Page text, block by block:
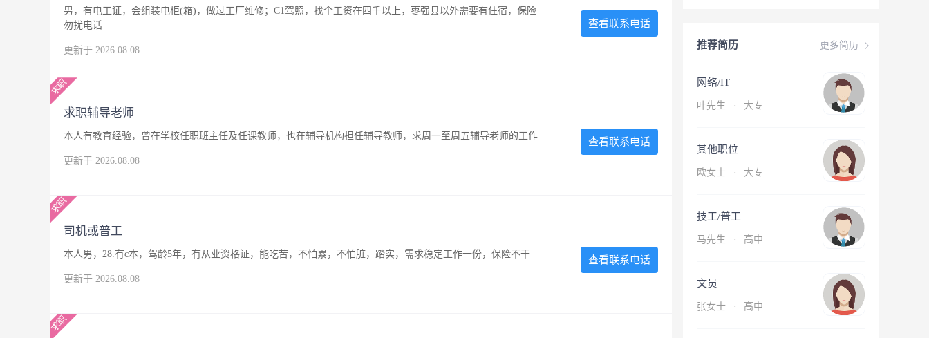
更多简历
推荐简历
网络/IT
叶先生 · 大专
其他职位
欧女士 · 大专
技工/普工
马先生 · 高中
文员
张女士 · 高中
男，有电工证，会组装电柜(箱)，做过工厂维修；C1驾照，找个工资在四千以上，枣强县以外需要有住宿，保险
勿扰电话
更新于 2026.08.08
查看联系电话
求职辅导老师
本人有教育经验，曾在学校任职班主任及任课教师，也在辅导机构担任辅导教师，求周一至周五辅导老师的工作
更新于 2026.08.08
查看联系电话
司机或普工
本人男，28.有c本，驾龄5年，有从业资格证，能吃苦，不怕累，不怕脏，踏实，需求稳定工作一份，保险不干
更新于 2026.08.08
查看联系电话